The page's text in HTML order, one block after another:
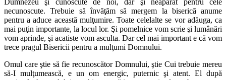
necunoscute. Trebuie să învăţăm să mergem la biserică anume
pentru a aduce această mulţumire. Toate celelalte se vor adăuga, ca
mai puţin importante, la locul lor. Şi pomelnice vom scrie şi lumânări
vom aprinde, şi acatiste vom asculta. Dar cel mai important e că vom
trece pragul Bisericii pentru a mulţumi Domnului.
Omul care ştie să fie recunoscător Domnului, ştie Cui trebuie mereu
să-I mulţumească, e un om energic, puternic şi atent. El după